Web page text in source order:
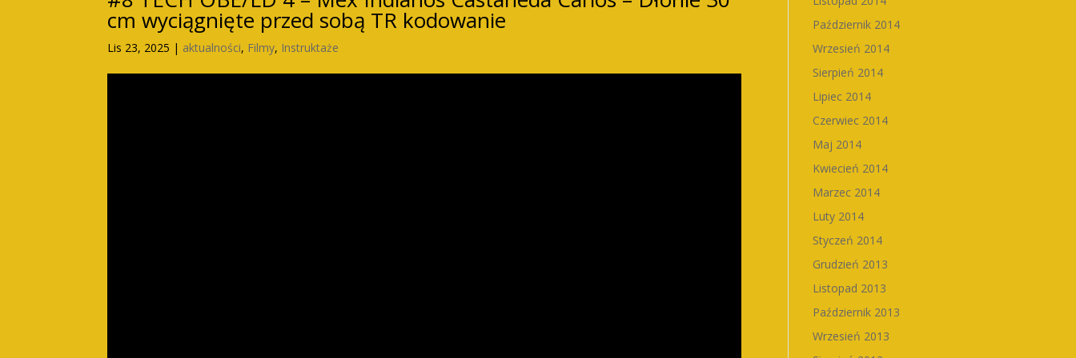
cm wyciągnięte przed sobą TR kodowanie
Lis 23, 2025 | aktualności, Filmy, Instruktaże
Październik 2014
Wrzesień 2014
Sierpień 2014
Lipiec 2014
Czerwiec 2014
Maj 2014
Kwiecień 2014
Marzec 2014
Luty 2014
Styczeń 2014
Grudzień 2013
Listopad 2013
Październik 2013
Wrzesień 2013